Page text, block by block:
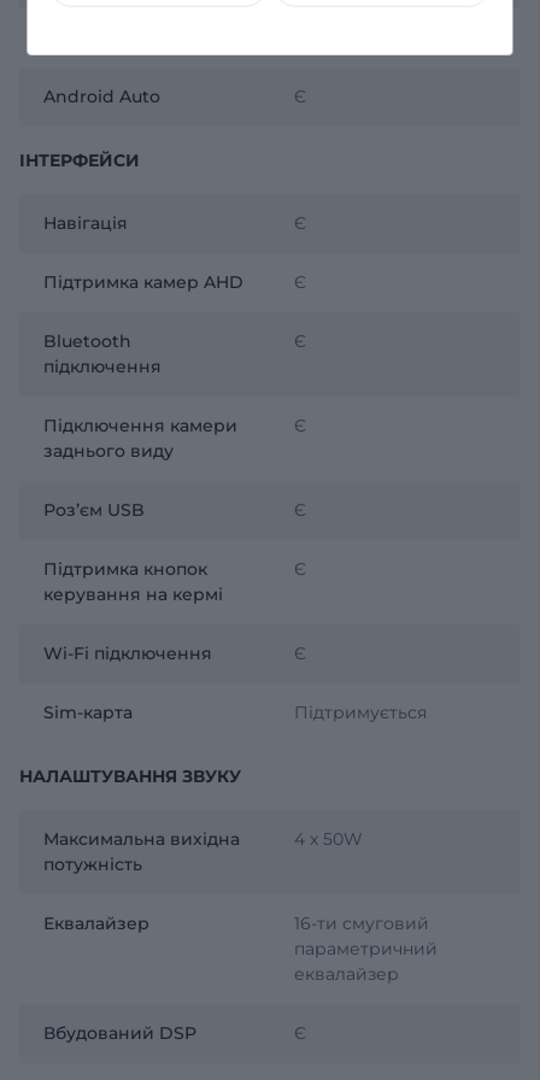
Android Auto Є
ІНТЕРФЕЙСИ
Навігація Є
Підтримка камер AHD Є
Bluetooth
підключення
Є
Підключення камери
заднього виду
Є
Розʼєм USB Є
Підтримка кнопок
керування на кермі
Є
Wi-Fi підключення Є
Sim-карта Підтримується
НАЛАШТУВАННЯ ЗВУКУ
Максимальна вихідна
потужність
4 x 50W
Еквалайзер
16-ти смуговий
параметричний
еквалайзер
Вбудований DSP Є